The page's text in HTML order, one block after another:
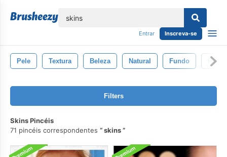
Entrar Inscreva-se
Pele Textura Beleza Natural Fundo
Filters
Skins Pincéis
71 pincéis correspondentes
skins